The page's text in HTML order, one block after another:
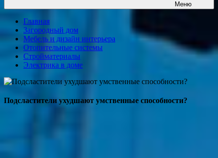
Меню
Главная
Загородный дом
Мебель и дизайн интерьера
Отопительные системы
Стройматериалы
Электрика в доме
Подсластители ухудшают умственные способности?